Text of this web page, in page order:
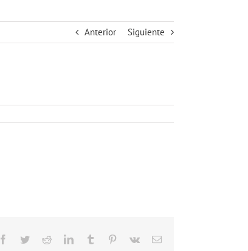
Anterior Siguiente
Facebook
TwitterRedditLinkedInTumblr Pinterest
Vk
Correo